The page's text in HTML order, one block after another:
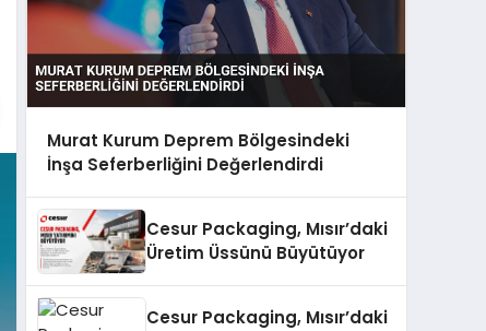
Murat Kurum Deprem Bölgesindeki
İnşa Seferberliğini Değerlendirdi
Cesur Packaging, Mısır’daki
Üretim Üssünü Büyütüyor
Cesur Packaging, Mısır’daki